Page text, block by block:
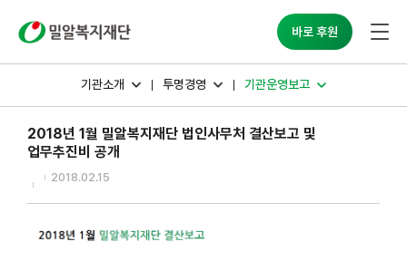
바로 후원
기관소개 투명경영 기관운영보고
2018년 1월 밀알복지재단 법인사무처 결산보고 및
업무추진비 공개
2018.02.15